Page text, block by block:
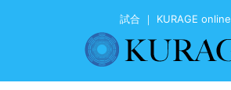
試合 ｜ KURAGE online